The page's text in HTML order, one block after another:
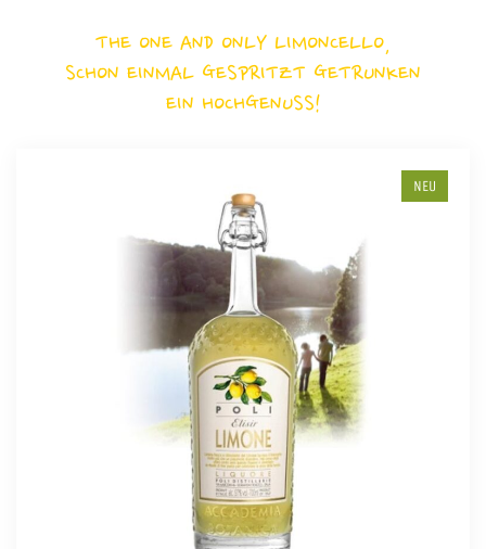
THE ONE AND ONLY LIMONCELLO,
SCHON EINMAL GESPRITZT GETRUNKEN
EIN HOCHGENUSS!
NEU